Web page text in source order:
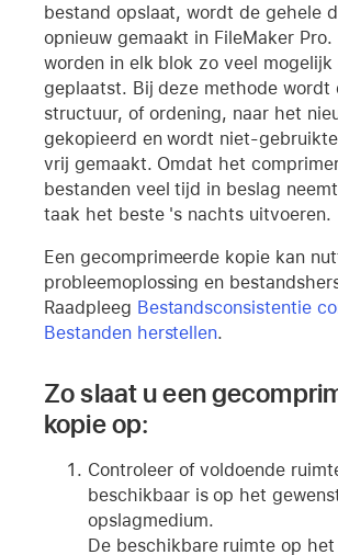
bestand opslaat, wordt de gehele
opnieuw gemaakt in FileMaker Pro.
worden in elk blok zo veel mogelijk
geplaatst. Bij deze methode wordt
structuur, of ordening, naar het
gekopieerd en wordt niet-
vrij gemaakt. Omdat het
bestanden veel tijd in beslag
taak het beste 's nachts uitvoeren.
Een gecomprimeerde kopie kan
probleemoplossing en
Raadpleeg Bestandsconsistentie
Bestanden herstellen.
Zo slaat u een
kopie op:
Controleer of voldoende
beschikbaar is op het
opslagmedium.
De beschikbare ruimte op het